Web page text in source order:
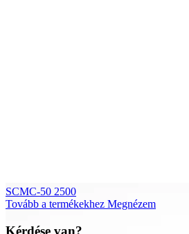
SCMC-50 2500
Tovább a termékekhez Megnézem
Kérdése van?